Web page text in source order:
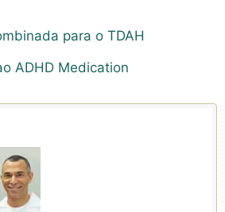
para o TDAH
ADHD Medication